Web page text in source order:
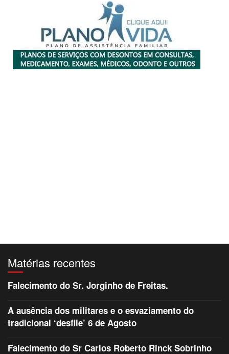
Matérias recentes
Falecimento do Sr. Jorginho de Freitas.
A ausência dos militares e o esvaziamento do
tradicional ‘desfile’ 6 de Agosto
Falecimento do Sr Carlos Roberto Rinck Sobrinho